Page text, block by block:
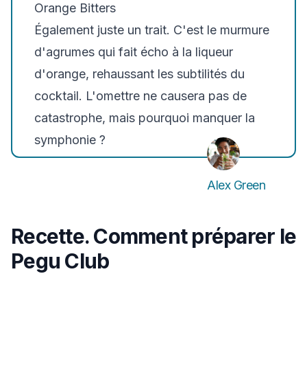
Orange Bitters
Également juste un trait. C'est le murmure
d'agrumes qui fait écho à la liqueur
d'orange, rehaussant les subtilités du
cocktail. L'omettre ne causera pas de
catastrophe, mais pourquoi manquer la
symphonie ?
Alex Green
Recette. Comment préparer le
Pegu Club